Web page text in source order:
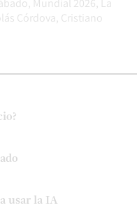
Mundial 2026 La
Córdova Cristiano
usar la IA